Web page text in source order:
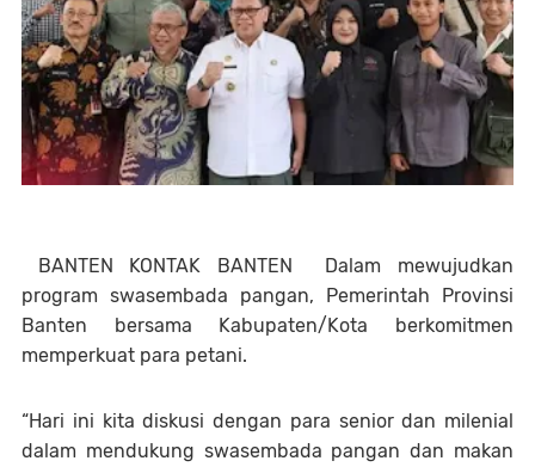
BANTEN KONTAK BANTEN Dalam mewujudkan
program swasembada pangan, Pemerintah Provinsi
Banten bersama Kabupaten/Kota berkomitmen
memperkuat para petani.
“Hari ini kita diskusi dengan para senior dan milenial
dalam mendukung swasembada pangan dan makan